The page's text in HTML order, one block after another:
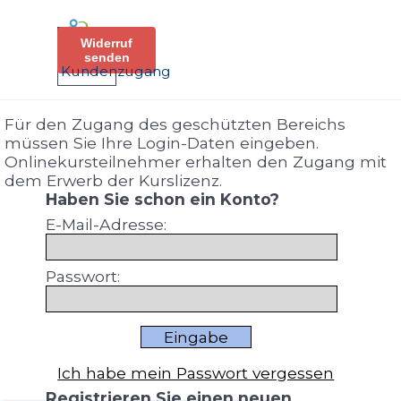
Widerruf
senden
Kundenzugang
Menü überspringen
Für den Zugang des geschützten Bereichs
müssen Sie Ihre Login-Daten eingeben.
Onlinekursteilnehmer erhalten den Zugang mit
dem Erwerb der Kurslizenz.
Haben Sie schon ein Konto?
E-Mail-Adresse:
Passwort:
Ich habe mein Passwort vergessen